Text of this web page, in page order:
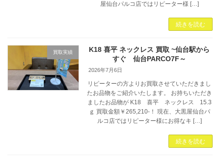
屋仙台パルコ店ではリピーター様 […]
続きを読む
買取実績
K18 喜平 ネックレス 買取 ~仙台駅から
すぐ 仙台PARCO7F～
2026年7月6日
リピーターの方よりお買取させていただきまし
たお品物をご紹介いたします。 お持ちいただき
ましたお品物が K18 喜平 ネックレス 15.3
ｇ 買取金額￥265,210-！ 現在、大黒屋仙台パ
ルコ店ではリピーター様にお得なキ […]
続きを読む